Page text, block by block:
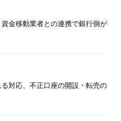
金移動業者との連携で銀行側が
対応、不正口座の開設・転売の